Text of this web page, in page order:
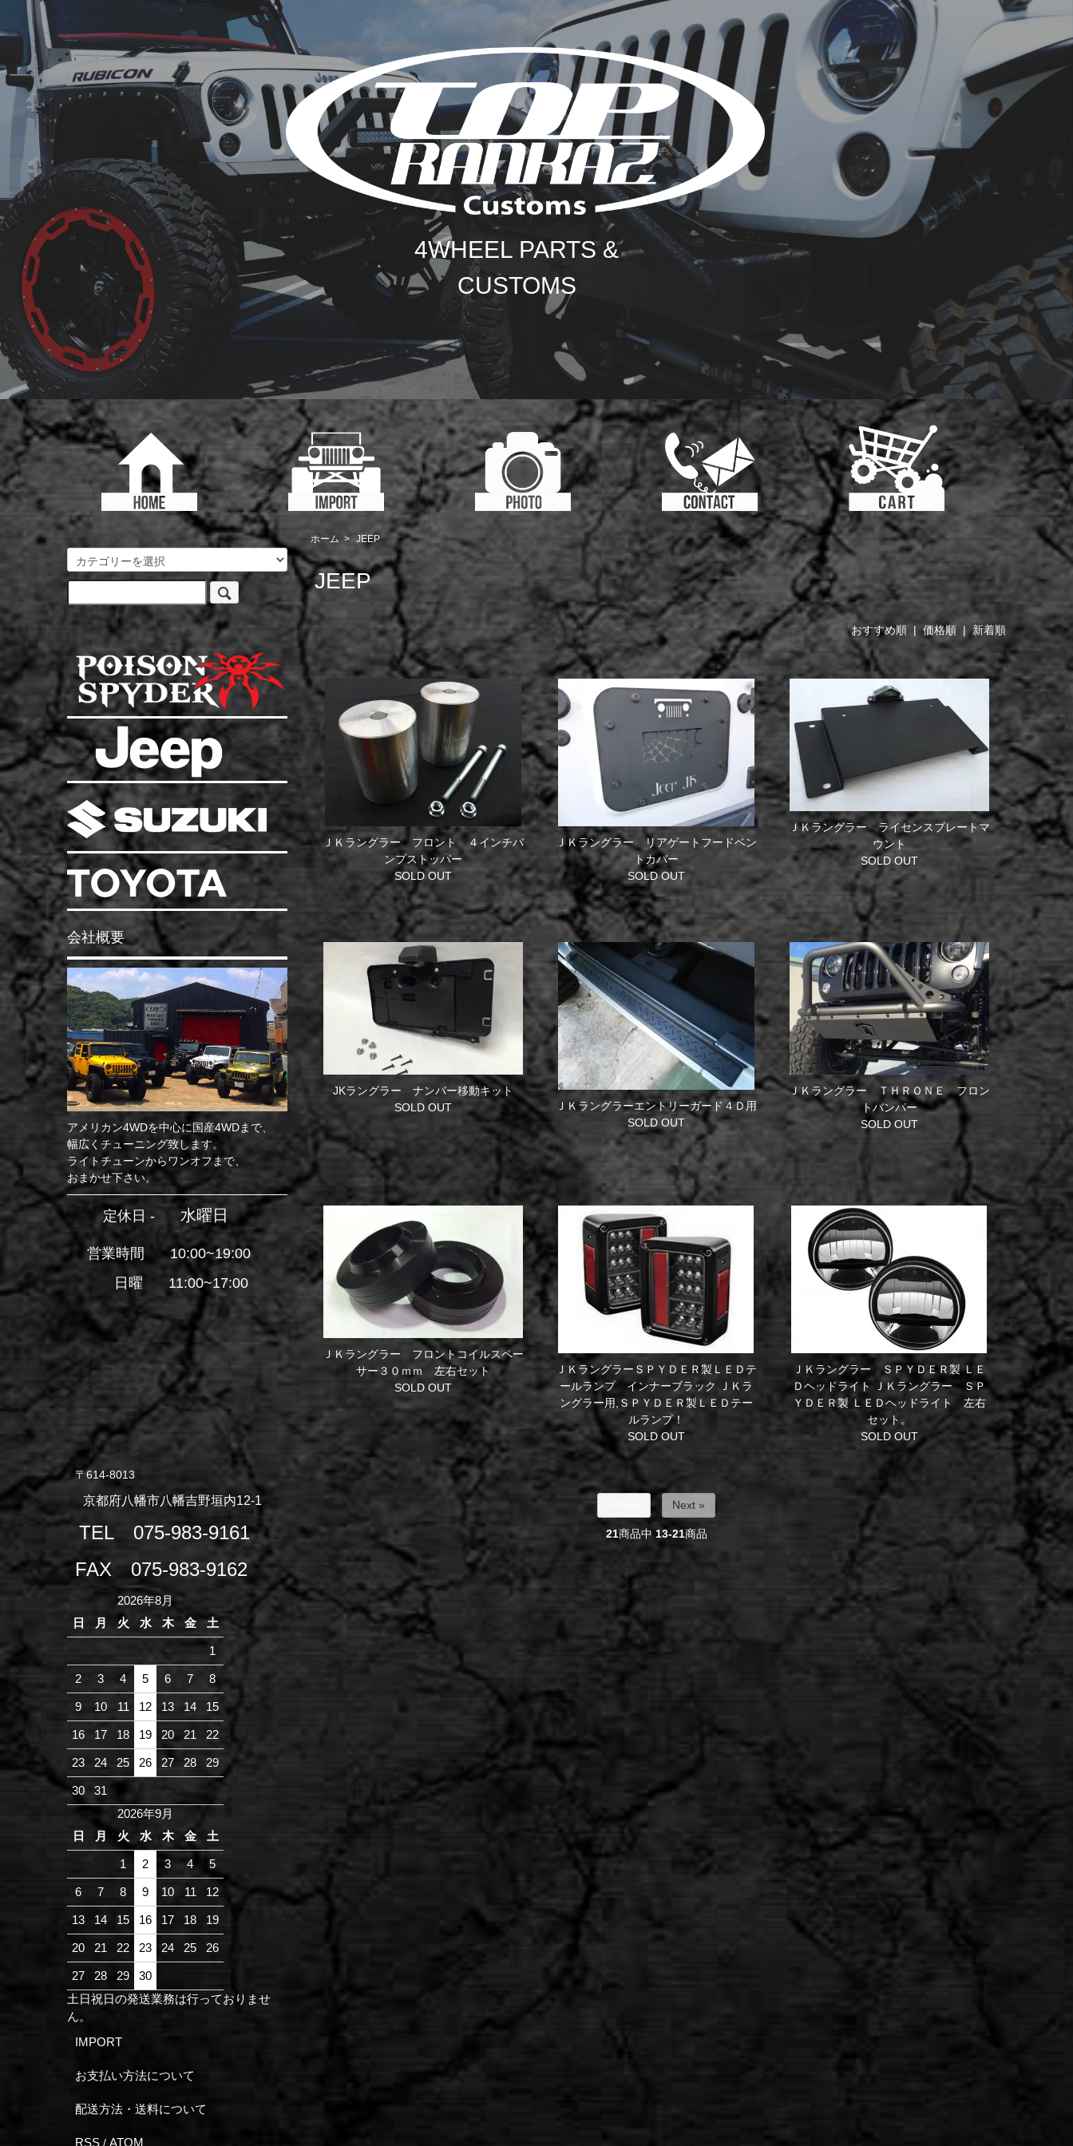
4WHEEL PARTS &
CUSTOMS
ホーム > JEEP
JEEP
おすすめ順 |価格順 | 新着順
ＪＫラングラー フロント ４インチバ
ンプストッパー
SOLD OUT
ＪＫラングラー リアゲートフードベン
トカバー
SOLD OUT
ＪＫラングラー ライセンスプレートマ
ウント
SOLD OUT
JKラングラー ナンバー移動キット
SOLD OUT
ＪＫラングラーエントリーガード４Ｄ用
SOLD OUT
ＪＫラングラー ＴＨＲＯＮＥ フロン
トバンパー
SOLD OUT
ＪＫラングラー フロントコイルスペー
サー３０ｍｍ 左右セット
SOLD OUT
ＪＫラングラーＳＰＹＤＥＲ製ＬＥＤテ
ールランプ インナーブラック
ＪＫラ
ングラー用,ＳＰＹＤＥＲ製ＬＥＤテー
ルランプ！
SOLD OUT
ＪＫラングラー ＳＰＹＤＥＲ製 ＬＥ
ＤヘッドライトＪＫラングラー ＳＰ
ＹＤＥＲ製 ＬＥＤヘッドライト 左右
セット。
SOLD OUT
Next »
21商品中 13-21商品
会社概要
アメリカン4WDを中心に国産4WDまで、
幅広くチューニング致します。
ライトチューンからワンオフまで、
おまかせ下さい。
定休日 - 水曜日
営業時間
10:00~19:00
日曜
11:00~17:00
〒614-8013
京都府八幡市八幡吉野垣内12-1
TEL
075-983-9161
FAX
075-983-9162
2026年8月
日
月 火 水 木 金 土
1
2 3 4 5 6 7 8
9 10 11 12 13 14 15
16 17 18 19 20 21 22
23 24 25 26 27 28 29
30
31
2026年9月
日
月 火 水 木 金 土
1 2 3 4 5
6 7 8 9 10 11 12
13 14 15 16 17 18 19
20 21 22 23 24 25 26
27 28 29
30
土日祝日の発送業務は行っておりませ
ん。
IMPORT
お支払い方法について
配送方法・送料について
RSS / ATOM